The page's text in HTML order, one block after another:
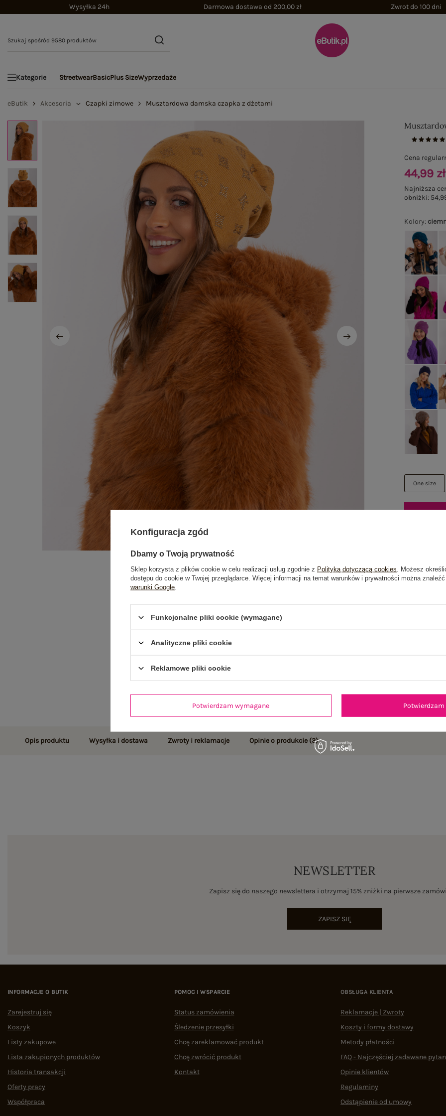
Wysyłka 24h Darmowa dostawa od 200,00 zł Zwrot do 100 dni
Kategorie StreetwearBasicPlus SizeWyprzedaże
eButik Akcesoria Czapki zimowe Musztardowa damska czapka z dżetami
Kolory:
One size
Cena
44,99 zł
Najniższa
obniżki:
Opis produktu Wysyłka i dostawa Zwroty i reklamacje Opinie o produkcie (3)
NEWSLETTER
Zapisz się do naszego newslettera i otrzymaj 15% zniżki na pierwsze
ZAPISZ SIĘ
INFORMACJE O BUTIK
Zarejestruj się
Koszyk
Listy zakupowe
Lista zakupionych produktów
Historia transakcji
Oferty pracy
Współpraca
POMOC I WSPARCIE
Status zamówienia
Śledzenie przesyłki
Chcę zareklamować produkt
Chcę zwrócić produkt
Kontakt
OBSŁUGA KLIENTA
Reklamacje | Zwroty
Koszty i formy dostawy
Metody płatności
FAQ - Najczęściej zadawane
Opinie klientów
Regulaminy
Odstąpienie od umowy
Konfiguracja zgód
Dbamy o Twoją prywatność
Sklep korzysta z plików cookie w celu realizacji usług zgodnie z Polityką dotyczącą cookies . Możesz
dostępu do cookie w Twojej przeglądarce. Więcej informacji na temat warunków i prywatności można
warunki Google
Funkcjonalne pliki cookie (wymagane)
Analityczne pliki cookie
Reklamowe pliki cookie
Potwierdzam wymagane